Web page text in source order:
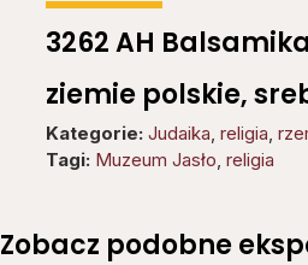
3262 AH
ziemie polskie,
Kategorie: Judaika, religia,
Tagi: Muzeum Jasło, religia
Zobacz podobne